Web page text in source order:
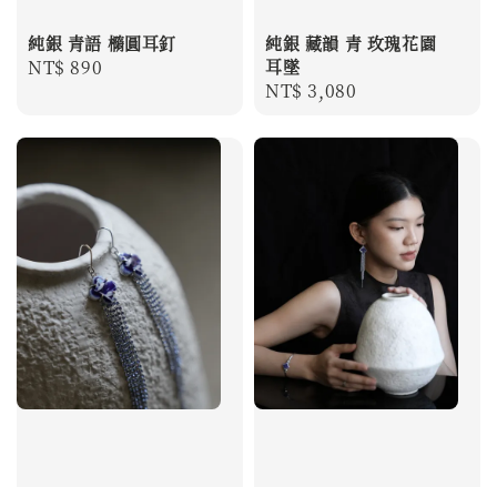
純銀 青語 橢圓耳釘
Regular
NT$ 890
純銀 藏韻 青 玫瑰花園
耳墜
Regular
NT$ 3,080